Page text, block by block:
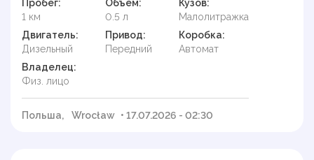
Пробег:
1 км
Объем:
0.5 л
Кузов:
Малолитражка
Двигатель:
Дизельный
Привод:
Передний
Коробка:
Автомат
Владелец:
Физ. лицо
Польша, Wrocław • 17.07.2026 - 02:30